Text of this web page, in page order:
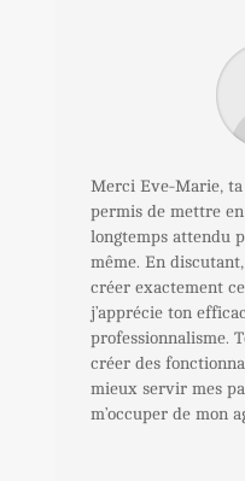
Merci Eve-Marie, ta
permis de mettre
longtemps attendu
même. En
créer exactement
j’apprécie ton
professionnalisme.
créer des
mieux servir mes
m’occuper de mon